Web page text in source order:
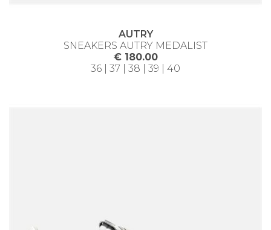
AUTRY
SNEAKERS AUTRY MEDALIST
€ 180.00
36 | 37 | 38 | 39 | 40